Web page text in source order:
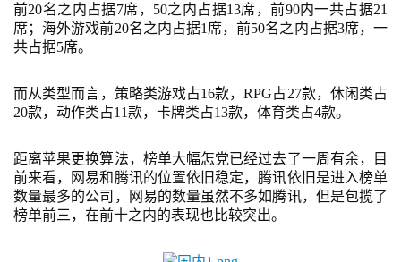
单
机
游
闲
游
戏
前20名之内占据7席， 50之内占据13席，前90内一共占据21
席；海外游戏前20名之内占据1 席，前50名之内占据3席，一
共占据5席。
而从类型而言，策略类游戏占16款，RPG占27款，休闲类占
20款，动作类占1 1款，卡牌类占13款，体育类占4款。
距离苹果更换算法，榜单大幅怎党已经过去了一周有余，目
前来看，网易和腾讯的位置依旧稳定，腾讯依旧是进入榜单
数量最多的公司，网易的数量虽然不多如腾讯，但是包揽了
榜单前三，在前十之内的表现也比较突出。